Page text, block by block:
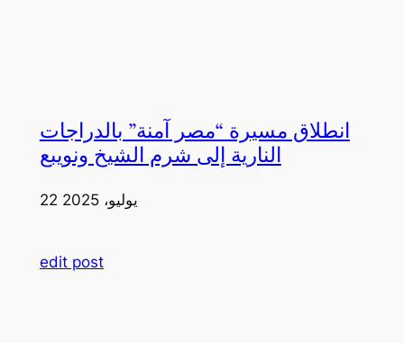
انطلاق مسيرة “مصر آمنة” بالدراجات
النارية إلى شرم الشيخ ونويبع
22 يوليو، 2025
edit post